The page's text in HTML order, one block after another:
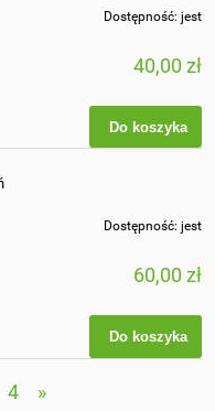
Dostępność: jest
40,00 zł
Do koszyka
Dostępność: jest
60,00 zł
Do koszyka
4 »